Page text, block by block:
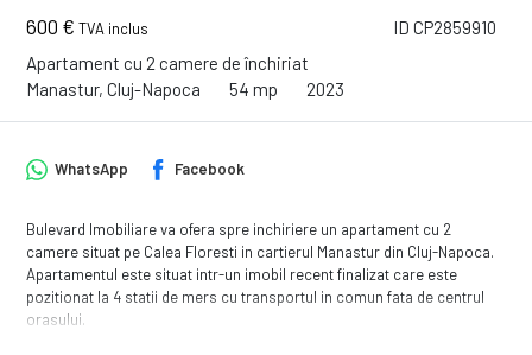
ID CP2859910
600 € TVA inclus
Apartament cu 2 camere de închiriat
Manastur, Cluj-Napoca
54 mp 2023
WhatsApp Facebook
Bulevard Imobiliare va ofera spre inchiriere un apartament cu 2
camere situat pe Calea Floresti in cartierul Manastur din Cluj-Napoca.
Apartamentul este situat intr-un imobil recent finalizat care este
pozitionat la 4 statii de mers cu transportul in comun fata de centrul
orasului.